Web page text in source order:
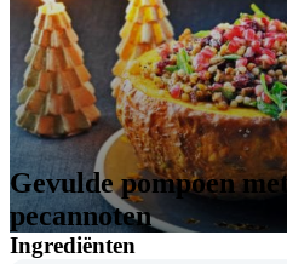
Gevulde pompoen
pecannoten
Ingrediënten